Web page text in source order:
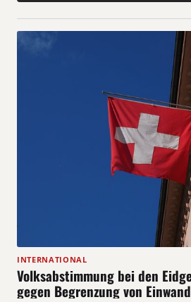
INTERNATIONAL
Volksabstimmung bei den
gegen Begrenzung von